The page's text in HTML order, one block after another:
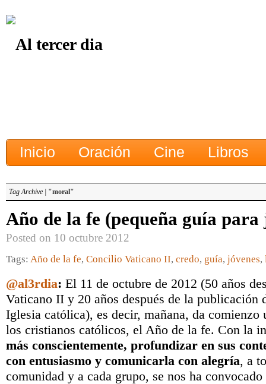
Inicio Oración Cine Libros
Tag Archive | "moral"
Año de la fe (pequeña guía para
Posted on 10 octubre 2012
Tags: Año de la fe, Concilio Vaticano II, credo, guía, jóvenes,
@al3rdia: El 11 de octubre de 2012 (50 años
Vaticano II y 20 años después de la publicación
Iglesia católica), es decir, mañana, da comienzo
los cristianos católicos, el Año de la fe. Con la
más conscientemente, profundizar en sus
con entusiasmo y comunicarla con alegría, a
comunidad y a cada grupo, se nos ha